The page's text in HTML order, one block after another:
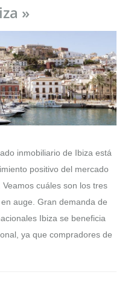
»
inmobiliario de Ibiza está
positivo del mercado
cuáles son los tres
auge. Gran demanda de
Ibiza se beneficia
ya que compradores de